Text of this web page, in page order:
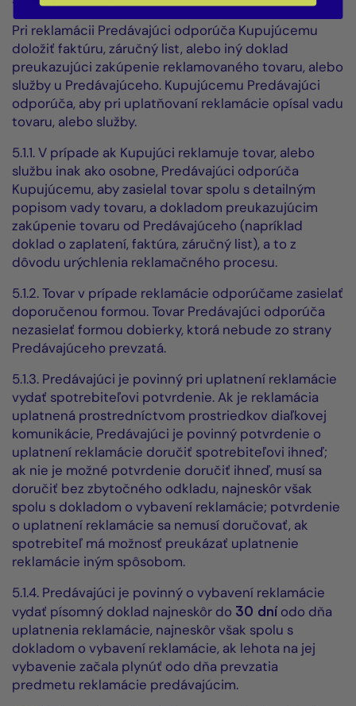
Pri reklamácii Predávajúci odporúča Kupujúcemu
doložiť faktúru, záručný list, alebo iný doklad
preukazujúci zakúpenie reklamovaného tovaru, alebo
služby u Predávajúceho. Kupujúcemu Predávajúci
odporúča, aby pri uplatňovaní reklamácie opísal vadu
tovaru, alebo služby.
5.1.1. V prípade ak Kupujúci reklamuje tovar, alebo
službu inak ako osobne, Predávajúci odporúča
Kupujúcemu, aby zasielal tovar spolu s detailným
popisom vady tovaru, a dokladom preukazujúcim
zakúpenie tovaru od Predávajúceho (napríklad
doklad o zaplatení, faktúra, záručný list), a to z
dôvodu urýchlenia reklamačného procesu.
5.1.2. Tovar v prípade reklamácie odporúčame zasielať
doporučenou formou. Tovar Predávajúci odporúča
nezasielať formou dobierky, ktorá nebude zo strany
Predávajúceho prevzatá.
5.1.3. Predávajúci je povinný pri uplatnení reklamácie
vydať spotrebiteľovi potvrdenie. Ak je reklamácia
uplatnená prostredníctvom prostriedkov diaľkovej
komunikácie, Predávajúci je povinný potvrdenie o
uplatnení reklamácie doručiť spotrebiteľovi ihneď;
ak nie je možné potvrdenie doručiť ihneď, musí sa
doručiť bez zbytočného odkladu, najneskôr však
spolu s dokladom o vybavení reklamácie; potvrdenie
o uplatnení reklamácie sa nemusí doručovať, ak
spotrebiteľ má možnosť preukázať uplatnenie
reklamácie iným spôsobom.
5.1.4. Predávajúci je povinný o vybavení reklamácie
vydať písomný doklad najneskôr do 30 dní odo dňa
uplatnenia reklamácie, najneskôr však spolu s
dokladom o vybavení reklamácie, ak lehota na jej
vybavenie začala plynúť odo dňa prevzatia
predmetu reklamácie predávajúcim.